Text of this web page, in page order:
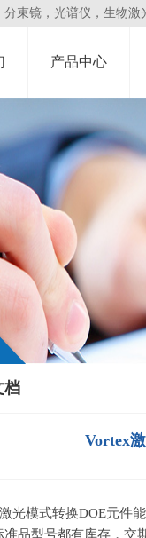
束镜，光谱仪，生物激
产品中心
档
Vortex
光模式转换DOE元件
准品型号都有库存，交